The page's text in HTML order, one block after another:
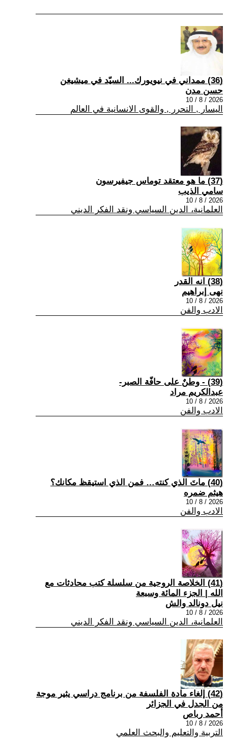
(36) ممداني في نيويورك... السيّد في ميشيغن
حسن مدن
2026 / 8 / 10
اليسار , التحرر , والقوى الانسانية في العالم
(37) ما هو معتقد توماس جيفيرسون
سامي الذيب
2026 / 8 / 10
العلمانية، الدين السياسي ونقد الفكر الديني
(38) انه القدر
نهى إبراهيم
2026 / 8 / 10
الادب والفن
(39) - وطنٌ على حافّة الصبر-
عبدالكريم مراد
2026 / 8 / 10
الادب والفن
(40) ماتَ الذي كنته… فمن الذي استيقظ مكانك؟
هيثم ضمره
2026 / 8 / 10
الادب والفن
(41) الخلاصة الروحية من سلسلة كتب محادثات مع
الله | الجزء المائة وسبعة
نيل دونالد والش
2026 / 8 / 10
العلمانية، الدين السياسي ونقد الفكر الديني
(42) إلغاء مادة الفلسفة من برنامج دراسي يثير موجة
من الجدل في الجزائر
أحمد رباص
2026 / 8 / 10
التربية والتعليم والبحث العلمي